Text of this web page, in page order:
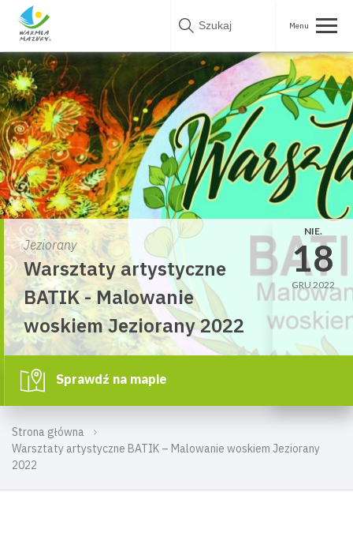
Skip
Strona główna
Warsztaty artystyczne BATIK – Malowanie woskiem Jeziorany
2022
Jeziorany
Warsztaty artystyczne
BATIK - Malowanie
woskiem Jeziorany 2022
NIE.
18
GRU 2022
Sprawdź na mapie